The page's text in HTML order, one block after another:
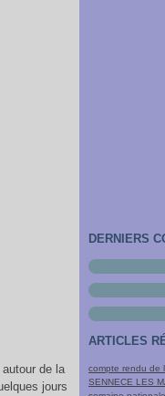
de la
jours
DERNIERS
ARTICLES
compte rendu de
SENNECE LES